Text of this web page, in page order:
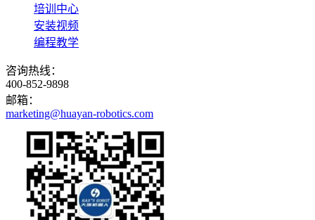
培训中心
安装视频
编程教学
咨询热线：
400-852-9898
邮箱：
marketing@huayan-robotics.com